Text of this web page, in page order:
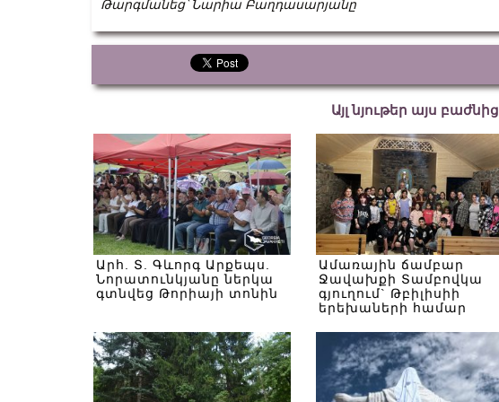
Թարգմանեց՝ Նարիա Բաղդասարյանը
Այլ նյութեր այս բաժնից
Արհ. Տ. Գևորգ Արքեպս.
Նորատունկյանը ներկա
գտնվեց Թորիայի տոնին
Ամառային ճամբար
Ջավախքի Տամբովկա
գյուղում` Թբիլիսիի
երեխաների համար